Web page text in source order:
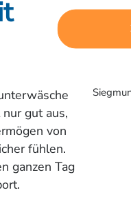
gut aus,
von
fühlen.
ganzen Tag